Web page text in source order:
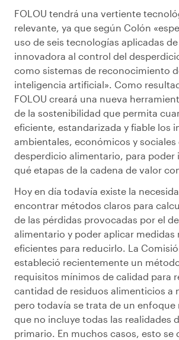
FOLOU tendrá una vertiente
relevante, ya que según Colón
uso de seis tecnologías aplicadas
innovadora al control del
como sistemas de reconocimiento
inteligencia artificial». Como
FOLOU creará una nueva
de la sostenibilidad que permita
eficiente, estandarizada y fiable los
ambientales, económicos y sociales
desperdicio alimentario, para poder
qué etapas de la cadena de valor
Hoy en día todavía existe la
encontrar métodos claros para
de las pérdidas provocadas por el
alimentario y poder aplicar medidas
eficientes para reducirlo. La
estableció recientemente un
requisitos mínimos de calidad para
cantidad de residuos alimenticios a
pero todavía se trata de un enfoque
que no incluye todas las realidades
primario. En muchos casos, esto se